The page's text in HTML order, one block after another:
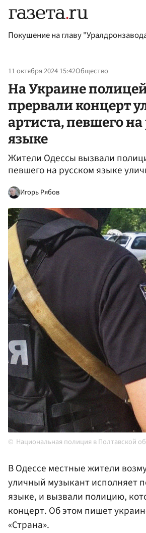
Покушение на главу
11 октября 2024 15:42Общество
На Украине
прервали концерт
артиста, певшего
языке
Жители Одессы вызвали
певшего на русском языке
Игорь Рябов
Национальная полиция в Полтавской
В Одессе местные жители
уличный музыкант исполняет
языке, и вызвали полицию,
концерт. Об этом пишет
«Страна».